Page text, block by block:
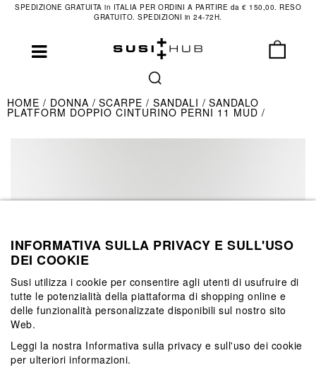
SPEDIZIONE GRATUITA in ITALIA PER ORDINI A PARTIRE da € 150,00. RESO
GRATUITO. SPEDIZIONI in 24-72H.
HOME DONNA SCARPE SANDALI SANDALO
PLATFORM DOPPIO CINTURINO PERNI 11 MUD
INFORMATIVA SULLA PRIVACY E SULL'USO
DEI COOKIE
Susi utilizza i cookie per consentire agli utenti di usufruire di
tutte le potenzialità della piattaforma di shopping online e
delle funzionalità personalizzate disponibili sul nostro sito
Web.
Leggi la nostra Informativa sulla privacy e sull'uso dei cookie
per ulteriori informazioni.